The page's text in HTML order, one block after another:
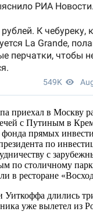
приехал в Москву
с Путиным в
фонда прямых
по
с
по столичному
в ресторане
длились
уже вылетел из